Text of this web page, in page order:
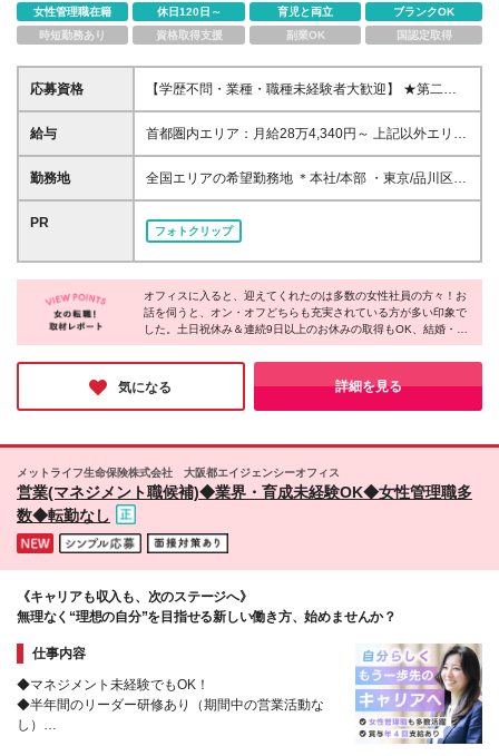
女性管理職在籍
休日120日～ 育児と両立
ブランクOK
時短勤務あり
資格取得支援 副業OK 国認定取得
応募資格
【学歴不問・業種・職種未経験者大歓迎】 ★第二新
卒・初めての正社員・社会人も歓迎です♪ 「社会の役
に立つ仕事がしたい」 「人の悩みを解決するお仕事
想いをお持ちの方は大歓迎です◎
給与
首都圏内エリア：月給28万4,340円～ 上記以外エリ
ア：月給27万0,840円～ ※上記に加え、業績賞与年2
回やインセンティブなどの制度も御座います。 ※月給
変更はありません。 ☆充実した賞与やインセンティ
す。 自分へのご褒美や友人とのおしゃれなランチに
出かけたり 家族をディナーに誘ったりとプライベー
トも充実しています。 ☆配属に応じて入社1年目の社
は評価実額を支給♪
勤務地
全国エリアの希望勤務地 ＊本社/本部 ・東京/品川区大
崎 ・大阪/大阪市北区太融寺町 *第二支社 ・東京/新宿
区西新宿 ・横浜/横浜市神奈川区 ・船橋/船橋市本町
・大阪/大阪市北区 ・福岡/福岡市博多区 *支社 [北海道/
東北] ・札幌/札幌市北区 ・盛岡/盛岡市盛岡駅前通 ・
仙台/仙台市青葉区 ・郡山/郡山市清水台 [北関東] ・水
戸支社/茨城県水戸市 ・高崎/群馬県高崎市 ・宇都宮/
栃木県宇都宮市 [首都圏] ・大宮/さいたま市大宮区 ・
船橋/船橋市本町 ・横浜/横浜市神奈川区 [北陸/甲信越]
・新潟/新潟市中央区 ・富山/富山市新桜町 ・金沢/金
沢市広岡 [東海] ・静岡/静岡市葵区 ・名古屋/名古屋市
中区 [関西] ・京都/京都市中京区 ・神戸/神戸市中央区
島市山之口町 ・長崎/長崎市興善町 ・沖縄/那覇市 (変
更の範囲)上記を除く当社関連勤務地
PR
フォトクリップ
オフィスに入ると、迎えてくれたのは多数の女性社員の方々！お
話を伺うと、オン・オフどちらも充実されている方が多い印象で
した。土日祝休み＆連続9日以上のお休みの取得もOK、結婚・出
産・育児などのライフイベントに沿った休暇制度も充実してい
て、プライベートの時間も大切にできることがポイントなのだそ
う！今回は特に、未経験OKの募集とのことで「新しい仕事をは
じめたい」「長期的に活躍したい」方にはオススメです♪
気になる 詳細を見る
メットライフ生命保険株式会社 大阪都エイジェンシーオフィス
営業(マネジメント職候補)◆業界・育成未経験OK◆女性管理職多
数◆転勤なし
《キャリアも収入も、次のステージへ》
無理なく“理想の自分”を目指せる新しい働き方、始めませんか？
仕事内容
◆マネジメント未経験でもOK！
◆半年間のリーダー研修あり（期間中の営業活動な
し）